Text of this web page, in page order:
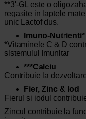
**3'-GL este o
regasite in laptele
unic Lactofidus.
Imuno-Nutrienti*
*Vitaminele C & D
sistemului imunitar
***Calciu
Contribuie la
Fier, Zinc & Iod
Fierul si iodul
Zincul contribuie la